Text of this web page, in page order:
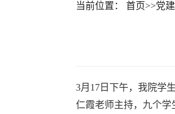
当前位置： 首页>>党
3月 17 日下午，我院学
仁霞老师主持，九个学